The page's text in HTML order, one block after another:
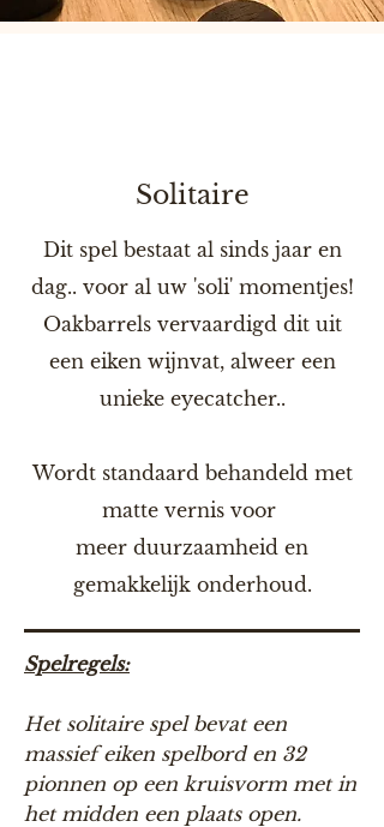
Solitaire
Dit spel bestaat al sinds jaar en
dag.. voor al uw 'soli' momentjes!
Oakbarrels vervaardigd dit uit
een eiken wijnvat, alweer een
unieke eyecatcher..
Wordt standaard behandeld met
matte vernis voor
meer duurzaamheid en
gemakkelijk onderhoud.
Spelregels:
Het solitaire spel bevat een
massief eiken spelbord en 32
pionnen op een kruisvorm met in
het midden een plaats open.